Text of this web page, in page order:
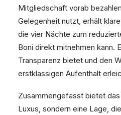
Mitgliedschaft vorab
Gelegenheit nutzt, erhält
die vier Nächte zum
Boni direkt mitnehmen kann.
Transparenz bietet und den
erstklassigen Aufenthalt
Zusammengefasst bietet
Luxus, sondern eine Lage,